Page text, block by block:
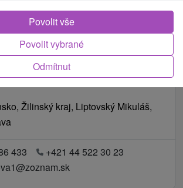
Žilinský kraj, Liptovský Mikuláš,
433
+421 44 522 30 23
Odmítnut
Povolit vybrané
Povolit vše